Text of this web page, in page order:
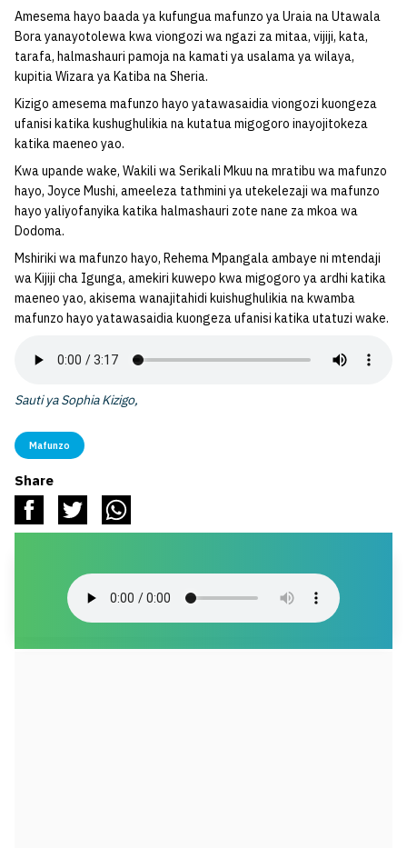
Amesema hayo baada ya kufungua mafunzo ya Uraia na Utawala
Bora yanayotolewa kwa viongozi wa ngazi za mitaa, vijiji, kata,
tarafa, halmashauri pamoja na kamati ya usalama ya wilaya,
kupitia Wizara ya Katiba na Sheria.
Kizigo amesema mafunzo hayo yatawasaidia viongozi kuongeza
ufanisi katika kushughulikia na kutatua migogoro inayojitokeza
katika maeneo yao.
Kwa upande wake, Wakili wa Serikali Mkuu na mratibu wa mafunzo
hayo, Joyce Mushi, ameeleza tathmini ya utekelezaji wa mafunzo
hayo yaliyofanyika katika halmashauri zote nane za mkoa wa
Dodoma.
Mshiriki wa mafunzo hayo, Rehema Mpangala ambaye ni mtendaji
wa Kijiji cha Igunga, amekiri kuwepo kwa migogoro ya ardhi katika
maeneo yao, akisema wanajitahidi kuishughulikia na kwamba
mafunzo hayo yatawasaidia kuongeza ufanisi katika utatuzi wake.
Sauti ya Sophia Kizigo,
Mafunzo
Share